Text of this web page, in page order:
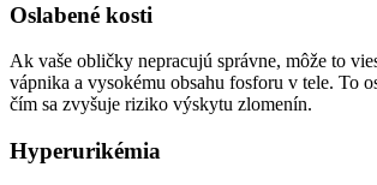
Oslabené kosti
Ak vaše obličky nepracujú správne, môže to
vápnika a vysokému obsahu fosforu v tele. To
čím sa zvyšuje riziko výskytu zlomenín.
Hyperurikémia